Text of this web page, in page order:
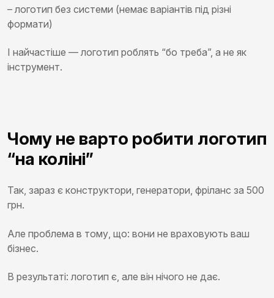
– логотип без системи (немає варіантів під різні
формати)
І найчастіше — логотип роблять “бо треба”, а не як
інструмент.
Чому не варто робити логотип
“на коліні”
Так, зараз є конструктори, генератори, фріланс за 500
грн.
Але проблема в тому, що: вони не враховують ваш
бізнес.
В результаті: логотип є, але він нічого не дає.